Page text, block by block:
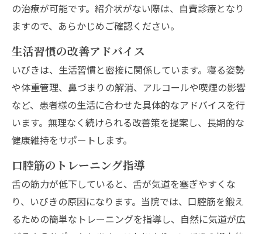
の治療が可能です。紹介状がない際は、自費診療となり
ますので、あらかじめご確認ください。
生活習慣の改善アドバイス
いびきは、生活習慣と密接に関係しています。寝る姿勢
や体重管理、鼻づまりの解消、アルコールや喫煙の影響
など、患者様の生活に合わせた具体的なアドバイスを行
います。無理なく続けられる改善策を提案し、長期的な
健康維持をサポートします。
口腔筋のトレーニング指導
舌の筋力が低下していると、舌が気道を塞ぎやすくな
り、いびきの原因になります。当院では、口腔筋を鍛え
るための簡単なトレーニングを指導し、自然に気道が広